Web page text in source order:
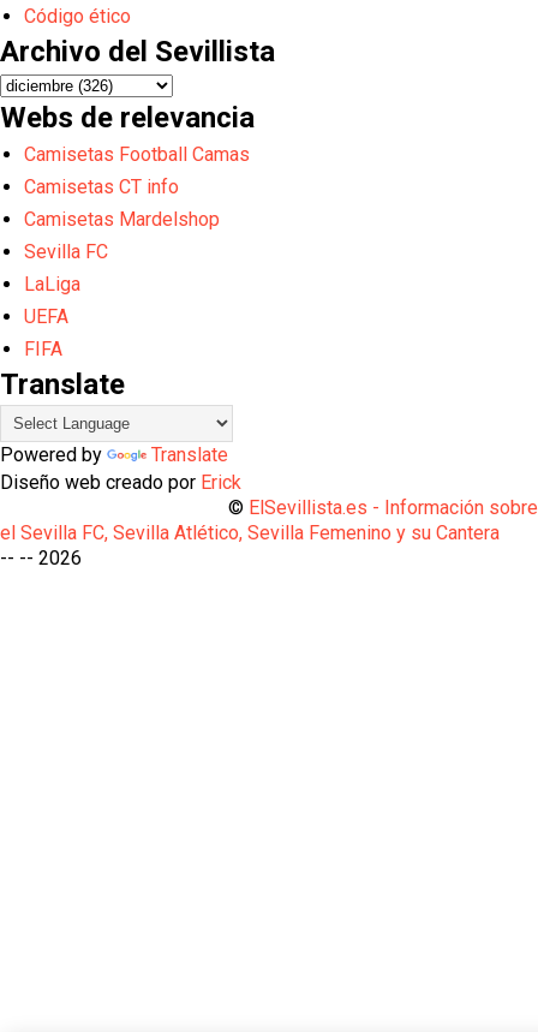
Código ético
Archivo del Sevillista
Webs de relevancia
Camisetas Football Camas
Camisetas CT info
Camisetas Mardelshop
Sevilla FC
LaLiga
UEFA
FIFA
Translate
Powered by
Translate
Diseño web creado por Erick
© ElSevillista.es - Información sobre
el Sevilla FC, Sevilla Atlético, Sevilla Femenino y su Cantera
-- -- 2026